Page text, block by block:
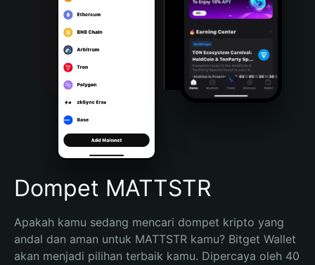
Português (Portugal)
Bahasa Indonesia
Português (Brasil)
Español (Argentina)
Dompet MATTSTR
Apakah kamu sedang mencari dompet kripto yang
andal dan aman untuk MATTSTR kamu? Bitget Wallet
akan menjadi pilihan terbaik kamu. Dipercaya oleh 40